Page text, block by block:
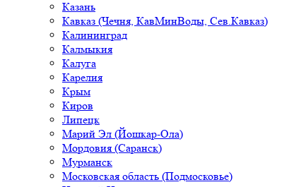
Казань
Кавказ (Чечня, КавМинВоды, Сев.Кавказ)
Калининград
Калмыкия
Калуга
Карелия
Крым
Киров
Липецк
Марий Эл (Йошкар-Ола)
Мордовия (Саранск)
Мурманск
Московская область (Подмосковье)